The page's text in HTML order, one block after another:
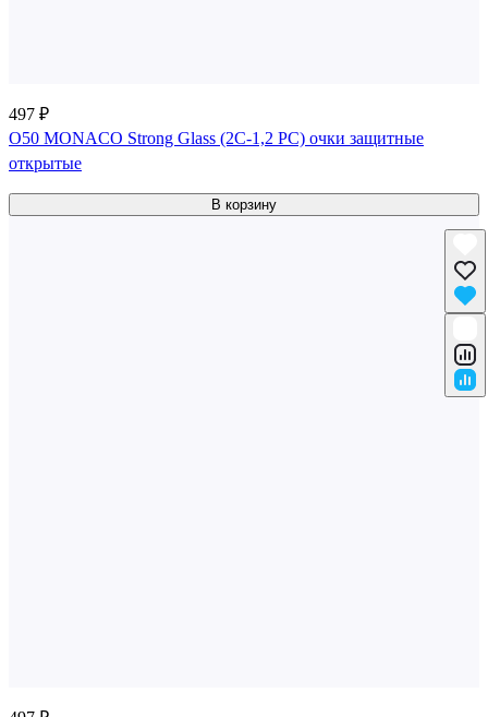
497 ₽
О50 MONACO Strong Glass (2С-1,2 PC) очки защитные
открытые
В корзину